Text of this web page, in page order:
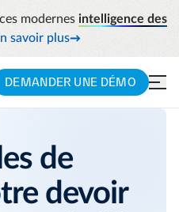
modernes intelligence des
savoir plus
DEMANDER UNE DÉMO
de
devoir